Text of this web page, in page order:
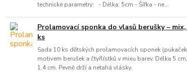
technické parametry: - Délka: 5cm - Šířka - ne...
Prolamovací sponka do vlasů berušky –
ks
Sada 10 ks dětských prolamovacích sponek
motivem berušek a čtyřlístků v mixu barev. Délka 5
1,4 cm. Pevně drží a netahá vlásky.